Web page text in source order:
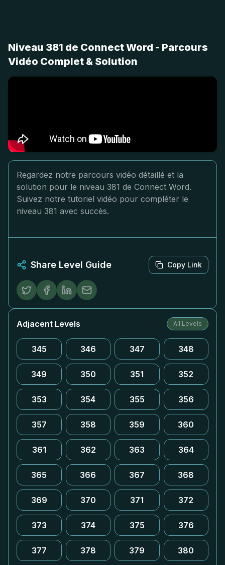
Niveau 381 de Connect Word - Parcours
Vidéo Complet & Solution
Regardez notre parcours vidéo détaillé et la
solution pour le niveau 381 de Connect Word.
Suivez notre tutoriel vidéo pour compléter le
niveau 381 avec succès.
Share Level Guide Copy Link
Adjacent Levels All Levels
345 346 347 348
349 350 351 352
353 354 355 356
357 358 359 360
361 362 363 364
365 366 367 368
369 370 371 372
373 374 375 376
377 378 379 380